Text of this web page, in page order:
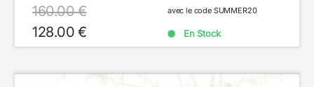
160.00 €
128.00 €
avec le code SUMMER20
En Stock